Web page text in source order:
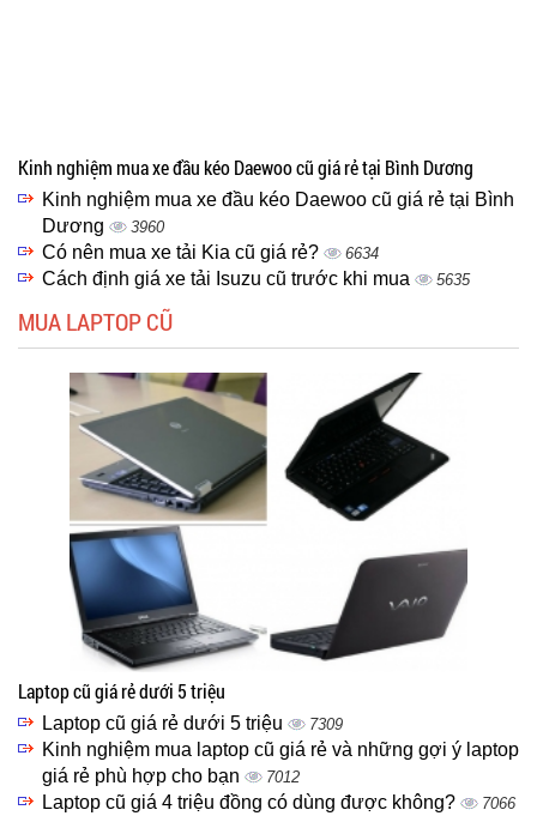
Kinh nghiệm mua xe đầu kéo Daewoo cũ giá rẻ tại Bình Dương
Kinh nghiệm mua xe đầu kéo Daewoo cũ giá rẻ tại Bình
Dương
3960
Có nên mua xe tải Kia cũ giá rẻ? 6634
Cách định giá xe tải Isuzu cũ trước khi mua 5635
MUA LAPTOP CŨ
Laptop cũ giá rẻ dưới 5 triệu
Laptop cũ giá rẻ dưới 5 triệu 7309
Kinh nghiệm mua laptop cũ giá rẻ và những gợi ý laptop
giá rẻ phù hợp cho bạn
7012
Laptop cũ giá 4 triệu đồng có dùng được không? 7066